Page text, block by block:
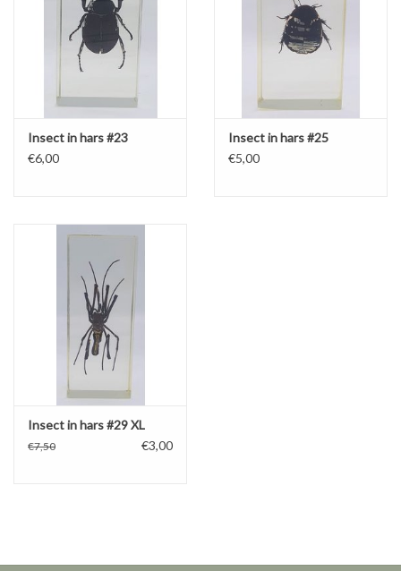
Insect in hars #23
€6,00
Insect in hars #25
€5,00
Insect in hars #29 XL
€7,50 €3,00